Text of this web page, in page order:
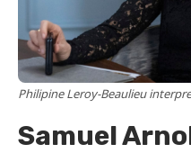
Philipine Leroy-Beaulieu
Samuel